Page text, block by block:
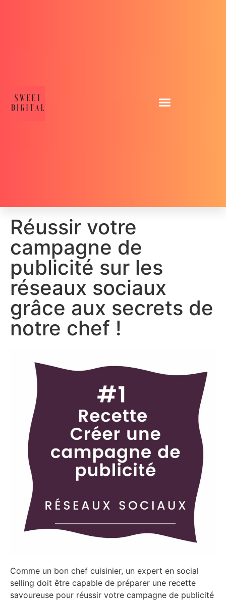
Réussir votre
campagne de
publicité sur les
réseaux sociaux
grâce aux secrets de
notre chef !
Comme un bon chef cuisinier, un expert en social
selling doit être capable de préparer une recette
savoureuse pour réussir votre campagne de publicité